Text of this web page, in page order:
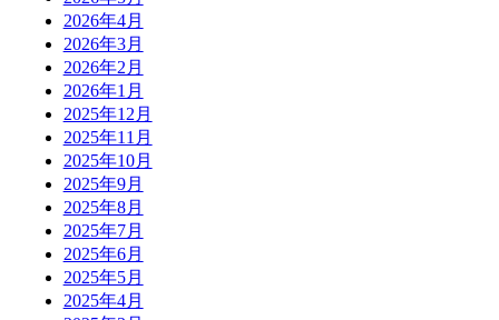
2026年4月
2026年3月
2026年2月
2026年1月
2025年12月
2025年11月
2025年10月
2025年9月
2025年8月
2025年7月
2025年6月
2025年5月
2025年4月